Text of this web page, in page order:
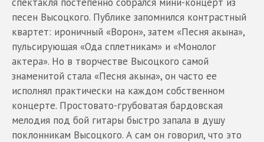
песен Высоцкого. Публике запомнился контрастный
квартет: ироничный «Ворон», затем «Песня акына»,
пульсирующая «Ода сплетникам» и «Монолог
актера». Но в творчестве Высоцкого самой
знаменитой стала «Песня акына», он часто ее
исполнял практически на каждом собственном
концерте. Простовато-грубоватая бардовская
мелодия под бой гитары быстро запала в душу
поклонникам Высоцкого. А сам он говорил, что это